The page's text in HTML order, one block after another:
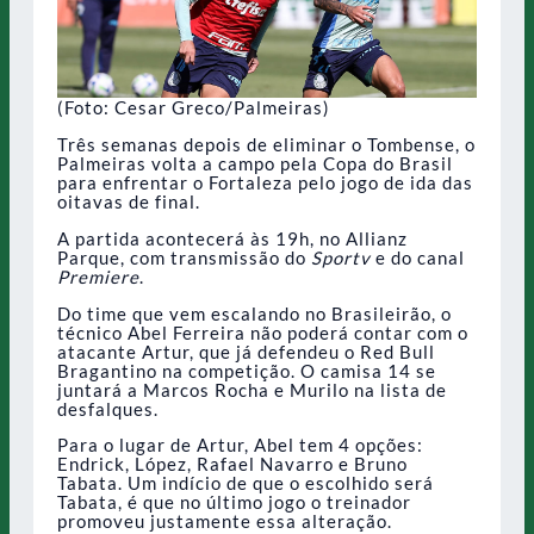
(Foto: Cesar Greco/Palmeiras)
Três semanas depois de eliminar o Tombense, o
Palmeiras volta a campo pela Copa do Brasil
para enfrentar o Fortaleza pelo jogo de ida das
oitavas de final.
A partida acontecerá às 19h, no Allianz
Parque, com transmissão do Sportv e do canal
Premiere.
Do time que vem escalando no Brasileirão, o
técnico Abel Ferreira não poderá contar com o
atacante Artur, que já defendeu o Red Bull
Bragantino na competição. O camisa 14 se
juntará a Marcos Rocha e Murilo na lista de
desfalques.
Para o lugar de Artur, Abel tem 4 opções:
Endrick, López, Rafael Navarro e Bruno
Tabata. Um indício de que o escolhido será
Tabata, é que no último jogo o treinador
promoveu justamente essa alteração.